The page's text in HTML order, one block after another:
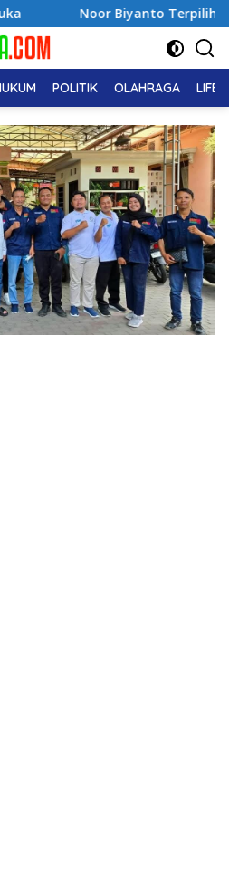
Terpilih Aklamasi Pimpin
POLITIK OLAHRAGA